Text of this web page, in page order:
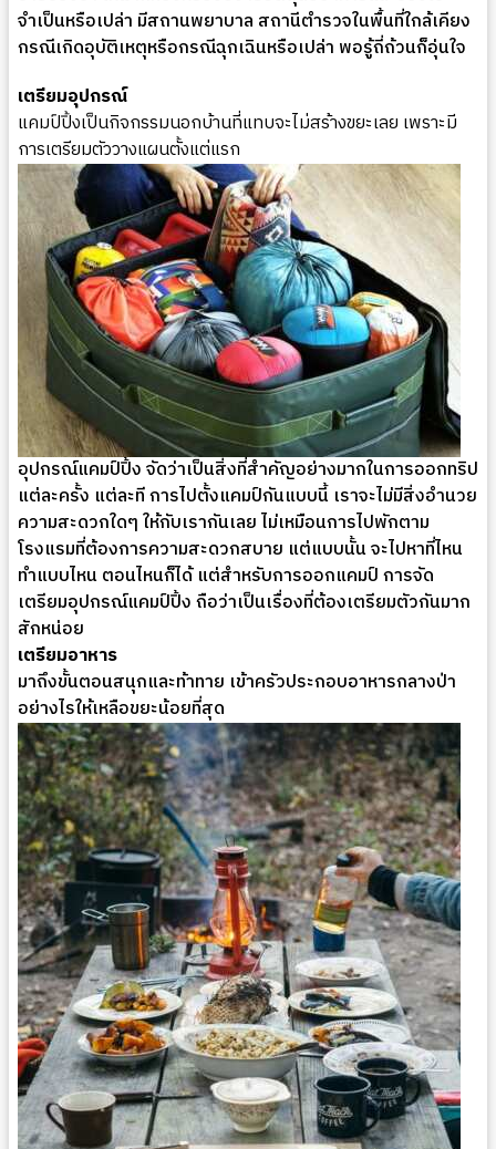
จำเป็นหรือเปล่า มีสถานพยาบาล สถานีตำรวจในพื้นที่ใกล้เคียง
กรณีเกิดอุบัติเหตุหรือกรณีฉุกเฉินหรือเปล่า พอรู้ถี่ถ้วนก็อุ่นใจ
เตรียมอุปกรณ์
แคมป์ปิ้งเป็นกิจกรรมนอกบ้านที่แทบจะไม่สร้างขยะเลย เพราะมี
การเตรียมตัววางแผนตั้งแต่แรก
อุปกรณ์แคมป์ปิ้ง จัดว่าเป็นสิ่งที่สำคัญอย่างมากในการออกทริป
แต่ละครั้ง แต่ละที การไปตั้งแคมป์กันแบบนี้ เราจะไม่มีสิ่งอำนวย
ความสะดวกใดๆ ให้กับเรากันเลย ไม่เหมือนการไปพักตาม
โรงแรมที่ต้องการความสะดวกสบาย แต่แบบนั้น จะไปหาที่ไหน
ทำแบบไหน ตอนไหนก็ได้ แต่สำหรับการออกแคมป์ การจัด
เตรียมอุปกรณ์แคมป์ปิ้ง ถือว่าเป็นเรื่องที่ต้องเตรียมตัวกันมาก
สักหน่อย
เตรียมอาหาร
มาถึงขั้นตอนสนุกและท้าทาย เข้าครัวประกอบอาหารกลางป่า
อย่างไรให้เหลือขยะน้อยที่สุด